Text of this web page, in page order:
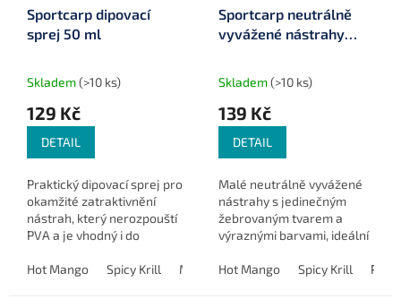
Sportcarp dipovací
sprej 50 ml
Skladem(>10 ks)
129 Kč
DETAIL
Praktický dipovací sprej pro
okamžité zatraktivnění
nástrah, který nerozpouští
PVA a je vhodný i do
Hot Mango
Spicy Krill Mulberry Garlic Wild Strawberry
Sportcarp neutrálně
vyvážené nástrahy
Skladem(>10 ks)
139 Kč
DETAIL
Malé neutrálně vyvážené
nástrahy s jedinečným
žebrovaným tvarem a
výraznými barvami, ideální
feeder.
Hot Mango Spicy Krill